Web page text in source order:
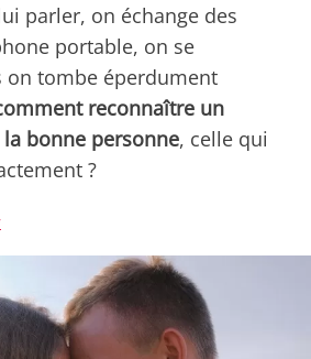
parler, on échange des
portable, on se
on tombe éperdument
reconnaître un
bonne personne, celle qui
?